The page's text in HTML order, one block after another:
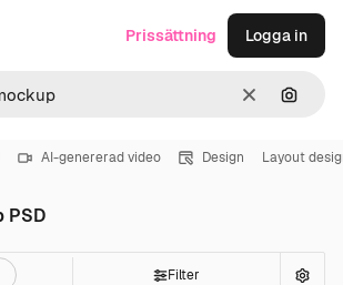
RensaSök
Prissättning Logga in
AI-genererad video Design Layout
PSD
Filter